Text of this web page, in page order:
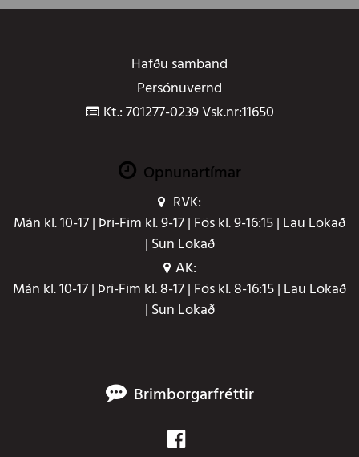
Hafðu samband
Persónuvernd
Kt.: 701277-0239 Vsk.nr:11650
Opnunartímar
RVK:
Mán kl. 10-17 | Þri-Fim kl. 9-17 | Fös kl. 9-16:15 | Lau Lokað
| Sun Lokað
AK:
Mán kl. 10-17 | Þri-Fim kl. 8-17 | Fös kl. 8-16:15 | Lau Lokað
| Sun Lokað
Brimborgarfréttir